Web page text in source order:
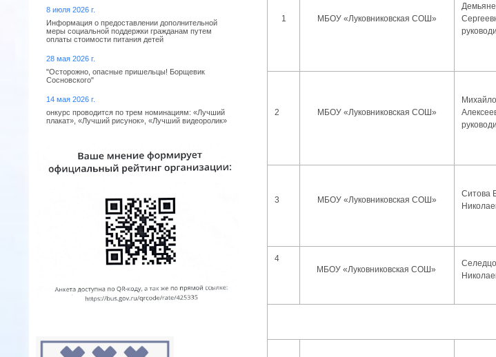
8 июля 2026 г.
Информация о предоставлении дополнительной
меры социальной поддержки гражданам путем
оплаты стоимости питания детей
28 мая 2026 г.
"Осторожно, опасные пришельцы! Борщевик
Сосновского"
14 мая 2026 г.
онкурс проводится по трем номинациям: «Лучший
плакат», «Лучший рисунок», «Лучший видеоролик»
1 МБОУ «Луковниковская СОШ»
2 МБОУ «Луковниковская СОШ»
3 МБОУ «Луковниковская СОШ»
Ситова
4
МБОУ «Луковниковская СОШ»